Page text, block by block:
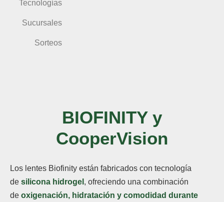
Tecnologías
Sucursales
Sorteos
BIOFINITY y
CooperVision
Los lentes Biofinity están fabricados con tecnología
de silicona hidrogel , ofreciendo una combinación
de oxigenación, hidratación y comodidad durante